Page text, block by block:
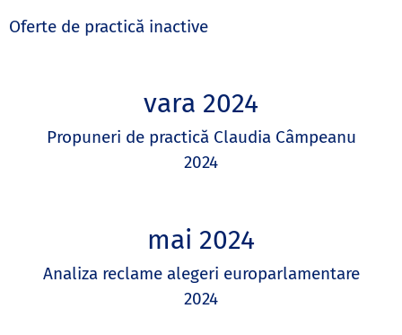
Oferte de practică inactive
vara 2024
Propuneri de practică Claudia Câmpeanu
2024
mai 2024
Analiza reclame alegeri europarlamentare
2024